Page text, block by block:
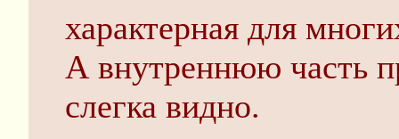
характерная для
А внутреннюю часть
слегка видно.